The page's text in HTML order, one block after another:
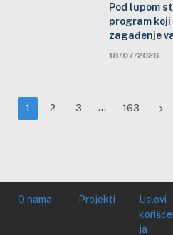
Pod lupom
program koji
zagađenje
18/07/2026
1 2 3 … 163
O nama Projekti
Uslovi
ja